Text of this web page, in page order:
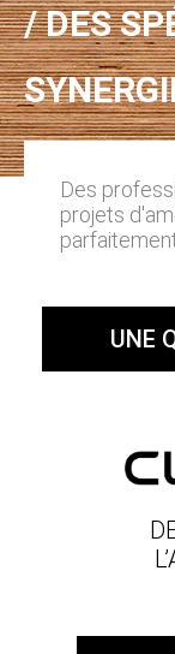
/ DES
Des
projets
UNE